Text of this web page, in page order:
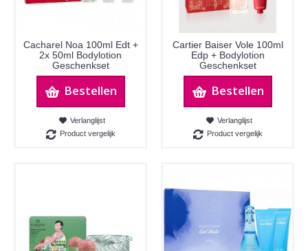
Cacharel Noa 100ml Edt +
2x 50ml Bodylotion
Geschenkset
Bestellen
Verlanglijst
Product vergelijk
Cartier Baiser Vole 100ml
Edp + Bodylotion
Geschenkset
Bestellen
Verlanglijst
Product vergelijk